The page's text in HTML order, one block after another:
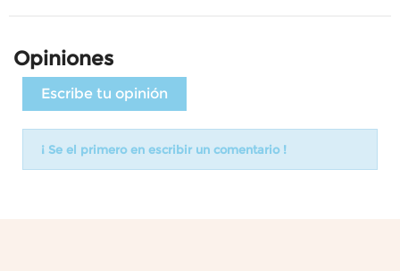
Opiniones
Escribe tu opinión
¡ Se el primero en escribir un comentario !